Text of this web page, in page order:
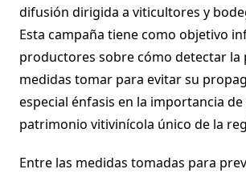
difusión dirigida a viticultores y
Esta campaña tiene como objetivo
productores sobre cómo detectar la
medidas tomar para evitar su
especial énfasis en la importancia
patrimonio vitivinícola único de la
Entre las medidas tomadas para